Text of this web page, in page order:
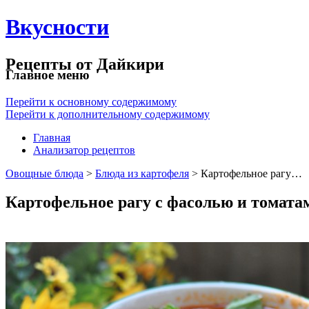
Вкусности
Рецепты от Дайкири
Главное меню
Перейти к основному содержимому
Перейти к дополнительному содержимому
Главная
Анализатор рецептов
Овощные блюда > Блюда из картофеля > Картофельное рагу…
Картофельное рагу с фасолью и